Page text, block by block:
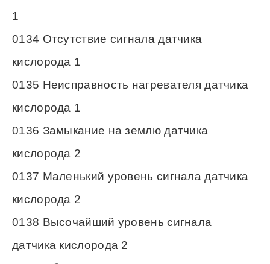
1
0134 Отсутствие сигнала датчика
кислорода 1
0135 Неисправность нагревателя датчика
кислорода 1
0136 Замыкание на землю датчика
кислорода 2
0137 Маленький уровень сигнала датчика
кислорода 2
0138 Высочайший уровень сигнала
датчика кислорода 2